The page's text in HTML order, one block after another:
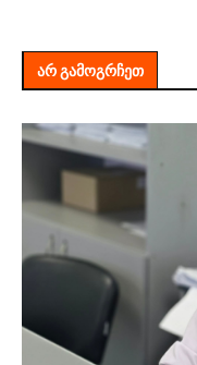
ᲐᲠ ᲒᲐᲛᲝᲒᲠᲩᲔᲗ